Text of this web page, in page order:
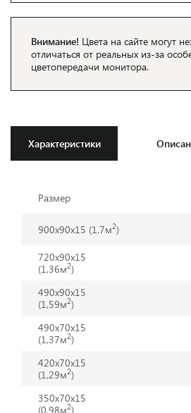
Внимание! Цвета на сайте могут
отличаться от реальных из-за
цветопередачи монитора.
Характеристики
Размер
900х90х15 (1,7м2)
720х90х15
(1,36м2)
490х90x15
(1,59м2)
490х70x15
(1,37м2)
420х70x15
(1,29м2)
350х70x15
(0,98м2)